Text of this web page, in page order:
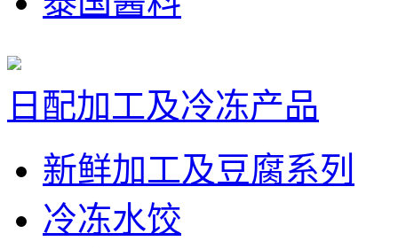
日配加工及冷冻产品
新鲜加工及豆腐系列
冷冻水饺